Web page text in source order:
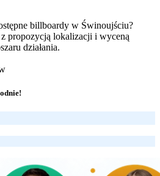
billboardy w Świnoujściu?
propozycją lokalizacji i wyceną
działania.